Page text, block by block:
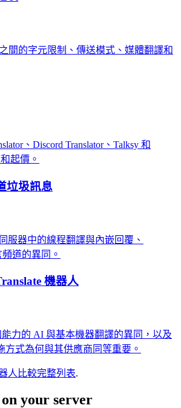
間的字元限制、傳送模式、媒體翻譯和
、Discord Translator、Talksy 和
起價。
垃圾訊息
服器中的線程翻譯與內嵌回覆、
道的異同。
機器人
力的 AI 與基本機器翻譯的異同，以及
方式為何與其供應商同等重要。
人比較完整列表.
your server